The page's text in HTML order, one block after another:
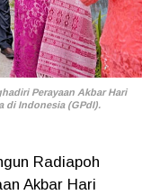
Perayaan Akbar Hari
di Indonesia (GPdI).
Radiapoh
Akbar Hari